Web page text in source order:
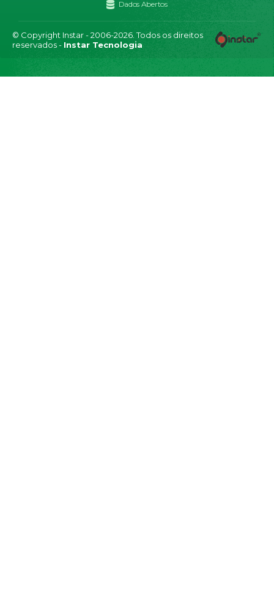
Dados Abertos
© Copyright Instar - 2006-2026. Todos os direitos
reservados - Instar Tecnologia